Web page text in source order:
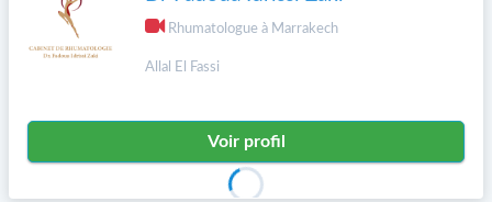
Rhumatologue à Marrakech
Allal El Fassi
Voir profil